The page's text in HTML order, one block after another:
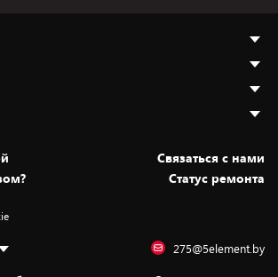
данных
Cвязаться с нами
Статус ремонта
275@5element.by